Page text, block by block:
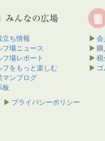
立ち情報
フ場ニュース
フ場レポート
フをもっと楽しむ
マンブログ
板
会
購
税
プライバシーポリシー